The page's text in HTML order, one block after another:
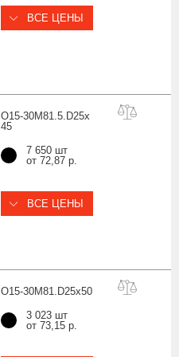
ВСЕ ЦЕНЫ
O15-30M81.5.D25x
45
7 650 шт
от 72,87 р.
ВСЕ ЦЕНЫ
O15-30M81.D25x50
3 023 шт
от 73,15 р.